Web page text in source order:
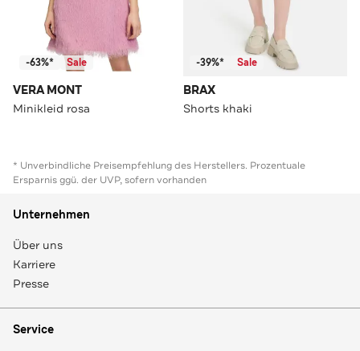
-63%* Sale
VERA MONT
Minikleid rosa
-39%* Sale
BRAX
Shorts khaki
* Unverbindliche Preisempfehlung des Herstellers. Prozentuale
Ersparnis ggü. der UVP, sofern vorhanden
Unternehmen
Über uns
Karriere
Presse
Service